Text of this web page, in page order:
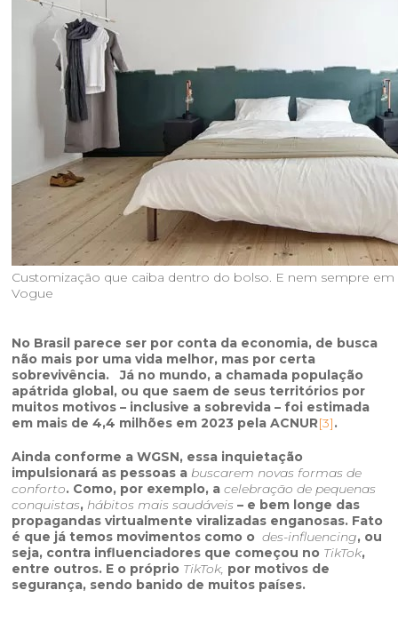
Customização que caiba dentro do bolso. E nem sempre
Vogue
No Brasil parece ser por conta da economia, de busca
não mais por uma vida melhor, mas por certa
sobrevivência. Já no mundo, a chamada população
apátrida global, ou que saem de seus territórios por
muitos motivos – inclusive a sobrevida – foi estimada
em mais de 4,4 milhões em 2023 pela ACNUR[3].
Ainda conforme a WGSN, essa inquietação
impulsionará as pessoas abuscarem novas formas de
conforto. Como, por exemplo, acelebração de pequenas
conquistas,hábitos mais saudáveis – e bem longe das
propagandas virtualmente viralizadas enganosas. Fato
é que já temos movimentos como odes-influencing, ou
seja, contra influenciadores que começou no TikTok,
entre outros. E o próprio TikTok, por motivos de
segurança, sendo banido de muitos países.